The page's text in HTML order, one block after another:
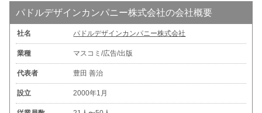
パドルデザインカンパニー株式会社の会社概要
社名 パドルデザインカンパニー株式会社
業種 マスコミ/広告/出版
代表者 豊田 善治
設立 2000年1月